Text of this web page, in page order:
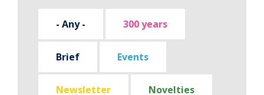
- Any - 300 years
Brief Events
Newsletter Novelties